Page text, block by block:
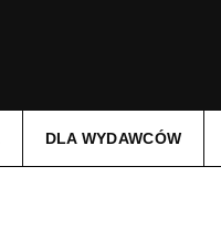
DLA WYDAWCÓW